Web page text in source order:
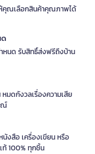
ห้คุณเลือกสินค้าคุณภาพได้
หนด รับสิทธิ์ส่งฟรีถึงบ้าน
มดกังวลเรื่องความเสีย
ณ์
นังสือ เครื่องเขียน หรือ
ท้ 100% ทุกชิ้น